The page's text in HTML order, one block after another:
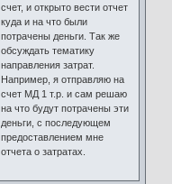
счет, и открыто вести отчет
куда и на что были
потрачены деньги. Так же
обсуждать тематику
направления затрат.
Например, я отправляю на
счет МД 1 т.р. и сам решаю
на что будут потрачены эти
деньги, с последующем
предоставлением мне
отчета о затратах.